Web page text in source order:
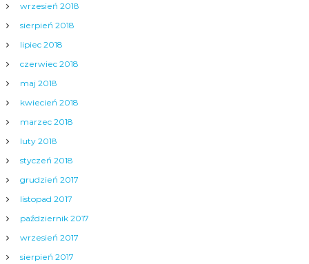
wrzesień 2018
sierpień 2018
lipiec 2018
czerwiec 2018
maj 2018
kwiecień 2018
marzec 2018
luty 2018
styczeń 2018
grudzień 2017
listopad 2017
październik 2017
wrzesień 2017
sierpień 2017